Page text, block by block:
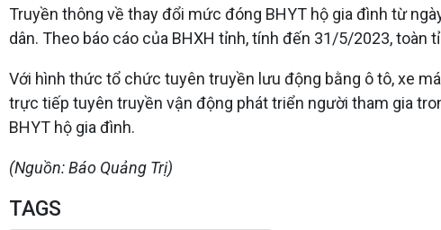
Truyền thông về thay đổi mức đóng BHYT hộ gia đình từ
dân. Theo báo cáo của BHXH tỉnh, tính đến 31/5/2023, toàn
Với hình thức tổ chức tuyên truyền lưu động bằng ô tô, xe
trực tiếp tuyên truyền vận động phát triển người tham gia
BHYT hộ gia đình.
(Nguồn: Báo Quảng Trị)
TAGS